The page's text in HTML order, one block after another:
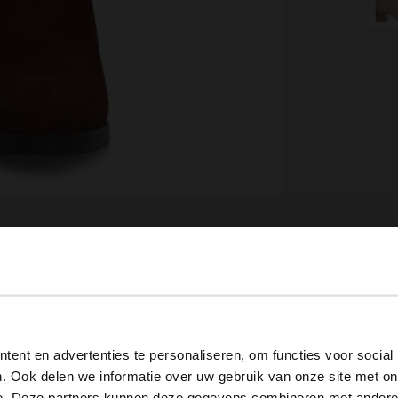
en advertenties te personaliseren, om functies voor
Ook delen we informatie over uw gebruik van onze site met
Omschrijving
It looks like your language isn't Dutch. Would you like to